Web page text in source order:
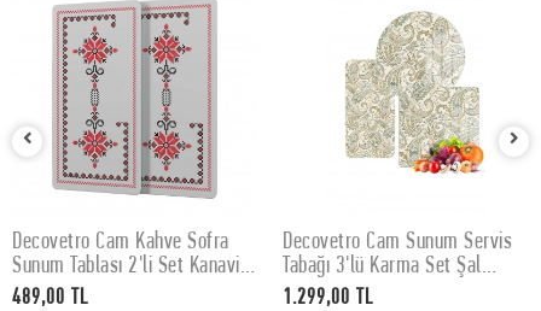
SEPETE EKLE
Decovetro Cam Kahve Sofra
Sunum Tablası 2'li Set Kanaviçe
Desenli 30 x 15 cm
489,00 TL
SEPETE EKLE
Decovetro Cam Sunum Servis
Tabağı 3'lü Karma Set Şal
Desenli
1.299,00 TL